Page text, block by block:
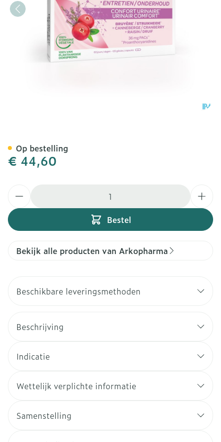
€ 44,60
Bestel
Op bestelling
Bekijk alle producten van Arkopharma
Beschikbare leveringsmethoden
Beschrijving
Indicatie
Wettelijk verplichte informatie
Samenstelling